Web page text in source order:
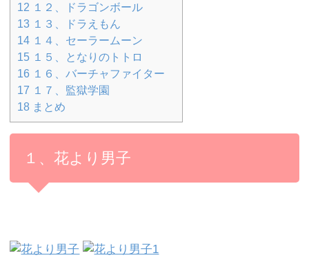
12 １２、ドラゴンボール
13 １３、ドラえもん
14 １４、セーラームーン
15 １５、となりのトトロ
16 １６、バーチャファイター
17 １７、監獄学園
18 まとめ
１、花より男子